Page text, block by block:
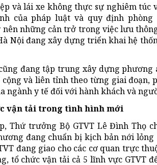
và lái xe không thực sự nghiêm túc
của pháp luật và quy định phòng
những cản trở trong việc lưu
Nội đang xây dựng triển khai hệ
đang tập trung xây dựng
cộng và liên tỉnh theo từng giai đoạn,
ngành y tế đối với hành khách và
vận tải trong tình hình mới
Thứ trưởng Bộ GTVT Lê Đình Thọ
đang chuẩn bị kịch bản nới lỏng
đang giao cho các cơ quan trực
tổ chức vận tải cả 5 lĩnh vực GTVT